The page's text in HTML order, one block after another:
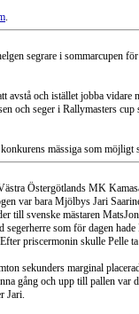
.
segrare i sommarcupen
avstå och istället jobba
och seger i Rallymasters
mässiga som möjligt
Östergötlands MK
var bara Mjölbys Jari
till svenske mästaren
som för dagen
priscermonin skulle Pelle
sekunders marginal
gång och upp till pallen var
Jari.